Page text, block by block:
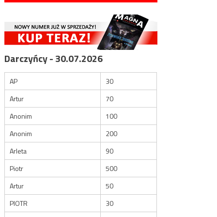
Darczyńcy - 30.07.2026
AP
30
Artur
70
Anonim
100
Anonim
200
Arleta
90
Piotr
500
Artur
50
PIOTR
30